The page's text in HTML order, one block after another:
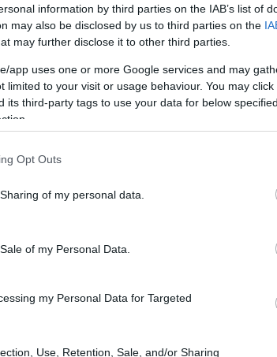
information by third parties on the IAB’s list of
may also be disclosed by us to third parties on the
may further disclose it to other third parties.
app uses one or more Google services and may
limited to your visit or usage behaviour. You may
its third-party tags to use your data for below
Opt Outs
of my personal data.
of my Personal Data.
my Personal Data for Targeted
Use, Retention, Sale, and/or Sharing
nitide e dettagliate, risultando
di applicazioni di produttività.
La connettività
Wi-Fi e
ogni situazione.
6300 128GB, il Lenovo Idea Tab
è presentato in un elegante
e stile. La disponibilità
dei consumatori, che possono